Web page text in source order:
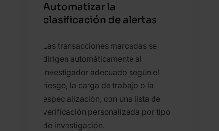
Automatizar la
clasificación de alertas
Las transacciones marcadas se
dirigen automáticamente al
investigador adecuado según el
riesgo, la carga de trabajo o la
especialización, con una lista de
verificación personalizada por tipo
de investigación.